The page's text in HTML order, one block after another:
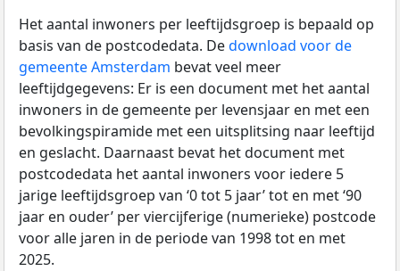
Het aantal inwoners per leeftijdsgroep is bepaald op
basis van de postcodedata. Dedownload voor de
gemeente Amsterdam bevat veel meer
leeftijdgegevens: Er is een document met het aantal
inwoners in de gemeente per levensjaar en met een
bevolkingspiramide met een uitsplitsing naar leeftijd
en geslacht. Daarnaast bevat het document met
postcodedata het aantal inwoners voor iedere 5
jarige leeftijdsgroep van ‘0 tot 5 jaar’ tot en met ‘90
jaar en ouder’ per viercijferige (numerieke) postcode
voor alle jaren in de periode van 1998 tot en met
2025.